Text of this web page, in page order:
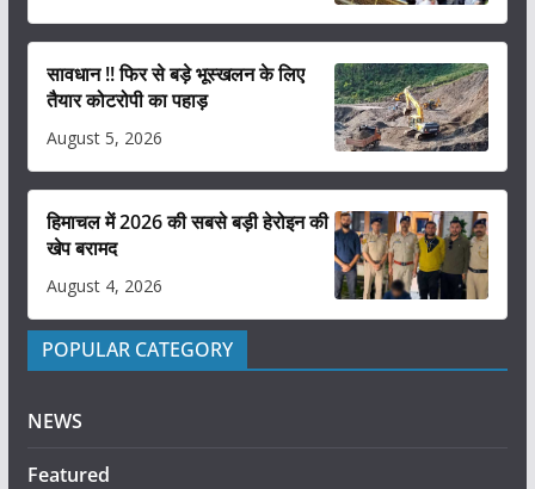
सावधान !! फिर से बड़े भूस्खलन के लिए
तैयार कोटरोपी का पहाड़
August 5, 2026
हिमाचल में 2026 की सबसे बड़ी हेरोइन की
खेप बरामद
August 4, 2026
POPULAR CATEGORY
NEWS
Featured